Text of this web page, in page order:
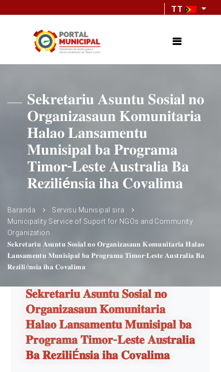
TT
𝐒𝐞𝐤𝐫𝐞𝐭𝐚𝐫𝐢𝐮 𝐀𝐬𝐮𝐧𝐭𝐮 𝐒𝐨𝐬𝐢𝐚𝐥 𝐧𝐨
𝐎𝐫𝐠𝐚𝐧𝐢𝐳𝐚𝐬𝐚𝐮𝐧 𝐊𝐨𝐦𝐮𝐧𝐢𝐭𝐚𝐫𝐢𝐚
𝐇𝐚𝐥𝐚𝐨 𝐋𝐚𝐧𝐬𝐚𝐦𝐞𝐧𝐭𝐮
𝐌𝐮𝐧𝐢𝐬𝐢𝐩𝐚𝐥 𝐛𝐚 𝐏𝐫𝐨𝐠𝐫𝐚𝐦𝐚
𝐓𝐢𝐦𝐨𝐫-𝐋𝐞𝐬𝐭𝐞 𝐀𝐮𝐬𝐭𝐫𝐚𝐥𝐢𝐚 𝐁𝐚
𝐑𝐞𝐳𝐢𝐥𝐢é𝐧𝐬𝐢𝐚 𝐢𝐡𝐚 𝐂𝐨𝐯𝐚𝐥𝐢𝐦𝐚
Baranda
Servisu Munisipal sira
Municipality Service of Suport for NGOs and Community
Organization
𝐒𝐞𝐤𝐫𝐞𝐭𝐚𝐫𝐢𝐮 𝐀𝐬𝐮𝐧𝐭𝐮 𝐒𝐨𝐬𝐢𝐚𝐥 𝐧𝐨 𝐎𝐫𝐠𝐚𝐧𝐢𝐳𝐚𝐬𝐚𝐮𝐧 𝐊𝐨𝐦𝐮𝐧𝐢𝐭𝐚𝐫𝐢𝐚 𝐇𝐚𝐥𝐚𝐨
𝐋𝐚𝐧𝐬𝐚𝐦𝐞𝐧𝐭𝐮 𝐌𝐮𝐧𝐢𝐬𝐢𝐩𝐚𝐥 𝐛𝐚 𝐏𝐫𝐨𝐠𝐫𝐚𝐦𝐚 𝐓𝐢𝐦𝐨𝐫-𝐋𝐞𝐬𝐭𝐞 𝐀𝐮𝐬𝐭𝐫𝐚𝐥𝐢𝐚 𝐁𝐚
𝐑𝐞𝐳𝐢𝐥𝐢é𝐧𝐬𝐢𝐚 𝐢𝐡𝐚 𝐂𝐨𝐯𝐚𝐥𝐢𝐦𝐚
𝐒𝐞𝐤𝐫𝐞𝐭𝐚𝐫𝐢𝐮 𝐀𝐬𝐮𝐧𝐭𝐮 𝐒𝐨𝐬𝐢𝐚𝐥 𝐧𝐨
𝐎𝐫𝐠𝐚𝐧𝐢𝐳𝐚𝐬𝐚𝐮𝐧 𝐊𝐨𝐦𝐮𝐧𝐢𝐭𝐚𝐫𝐢𝐚
𝐇𝐚𝐥𝐚𝐨 𝐋𝐚𝐧𝐬𝐚𝐦𝐞𝐧𝐭𝐮 𝐌𝐮𝐧𝐢𝐬𝐢𝐩𝐚𝐥 𝐛𝐚
𝐏𝐫𝐨𝐠𝐫𝐚𝐦𝐚 𝐓𝐢𝐦𝐨𝐫-𝐋𝐞𝐬𝐭𝐞 𝐀𝐮𝐬𝐭𝐫𝐚𝐥𝐢𝐚
𝐁𝐚 𝐑𝐞𝐳𝐢𝐥𝐢É𝐧𝐬𝐢𝐚 𝐢𝐡𝐚 𝐂𝐨𝐯𝐚𝐥𝐢𝐦𝐚